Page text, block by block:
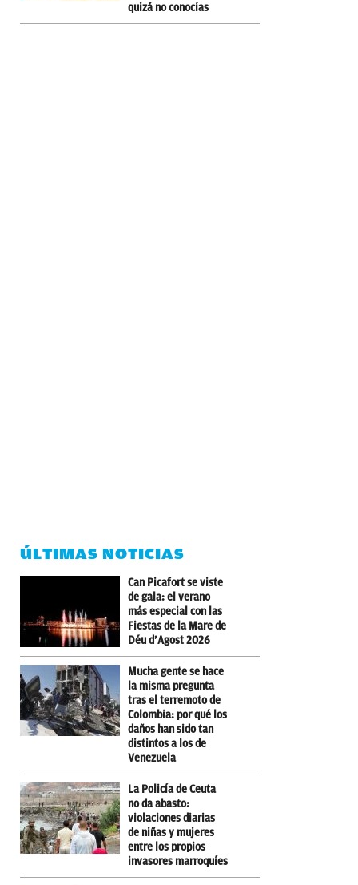
quizá no conocías
ÚLTIMAS NOTICIAS
Can Picafort se viste
de gala: el verano
más especial con las
Fiestas de la Mare de
Déu d’Agost 2026
Mucha gente se hace
la misma pregunta
tras el terremoto de
Colombia: por qué los
daños han sido tan
distintos a los de
Venezuela
La Policía de Ceuta
no da abasto:
violaciones diarias
de niñas y mujeres
entre los propios
invasores marroquíes